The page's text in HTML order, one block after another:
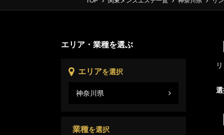
エリア・業種を選ぶ
エリアを選択
神奈川県
神
業種を選択